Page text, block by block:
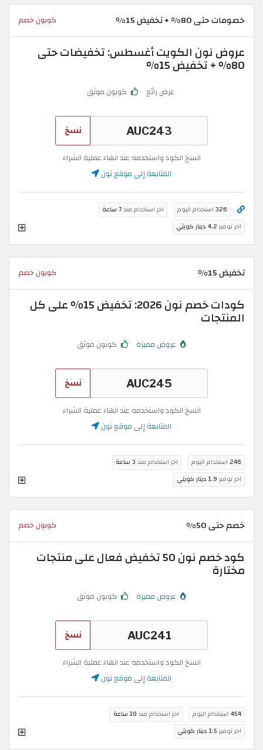
خصومات حتى 80% + تخفيض 15% كوبون خصم
عروض نون الكويت أغسطس: تخفيضات حتى
80% + تخفيض 15%
عرض رائع كوبون موثق
نسخ
انسخ الكود واستخدمه عند انهاء عملية الشراء
المتابعة إلى موقع نون
326 استخدام اليوم اخر استخدام منذ7 ساعة
اخر توفير 4.2 دينار كويتي
تخفيض 15% كوبون خصم
كودات خصم نون 2026: تخفيض 15% على كل
المنتجات
عروض مميزة كوبون موثق
نسخ
انسخ الكود واستخدمه عند انهاء عملية الشراء
المتابعة إلى موقع نون
246 استخدام اليوم اخر استخدام منذ 3 ساعة
اخر توفير 1.9 دينار كويتي
خصم حتى 50% كوبون خصم
كود خصم نون 50 تخفيض فعال على منتجات
مختارة
عروض مميزة كوبون موثق
نسخ
انسخ الكود واستخدمه عند انهاء عملية الشراء
المتابعة إلى موقع نون
454 استخدام اليوم اخر استخدام منذ 10 ساعة
اخر توفير 1.5 دينار كويتي